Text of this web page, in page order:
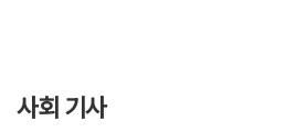
사회 기사